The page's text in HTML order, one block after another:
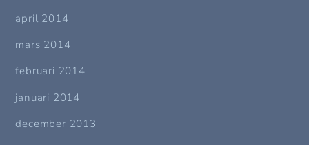
april 2014
mars 2014
februari 2014
januari 2014
december 2013